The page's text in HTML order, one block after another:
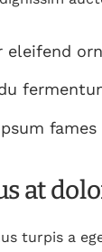
eleifend
at
turpis a